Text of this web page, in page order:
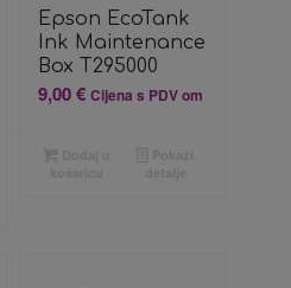
Epson EcoTank
Ink Maintenance
Box T295000
9,00€ Cijena s PDV om